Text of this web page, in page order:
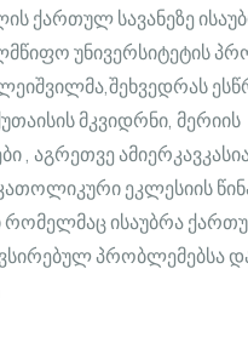
ქართულ სავანეზე
უნივერსიტეტის
მკვიდრნი, მერიის
, აგრეთვე
ეკლესიის
რომელმაც ისაუბრა
პრობლემებსა